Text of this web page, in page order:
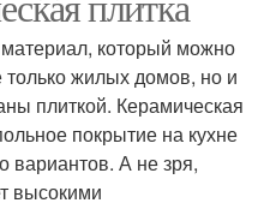
который можно
только жилых домов, но и
плиткой. Керамическая
покрытие на кухне
вариантов. А не зря,
высокими